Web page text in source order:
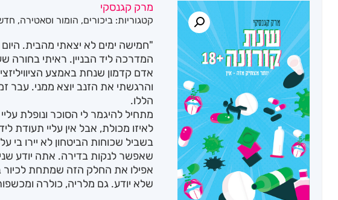
מרק קגנסקי
קטגוריות: ביכורים, הומור וסאטירה,
"חמישה ימים לא יצאתי מהבית.
המדרכה ליד הבניין. ראיתי בחורה
אדם קדמון שנחת באמצע
והרגשתי את הזנב יוצא ממני. עבר
הללו.
מתחיל להיגמר לי הסוכר ונופלת
לאיזו מכולת, אבל אין עליי תעודת
בשביל שכוחות הביטחון לא יירו בי
שאפשר לנקות בדירה. אתה יודע
אפילו את החלק הזה שמתחת
שלא יודע. גם מלריה, כולרה